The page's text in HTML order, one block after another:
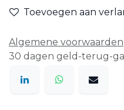
Toevoegen aan
Algemene voorwaarden
30 dagen geld-terug-